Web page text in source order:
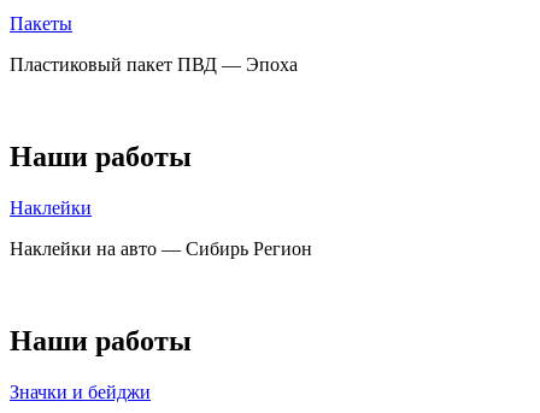
Пакеты
Пластиковый пакет ПВД — Эпоха
Наши работы
Наклейки
Наклейки на авто — Сибирь Регион
Наши работы
Значки и бейджи